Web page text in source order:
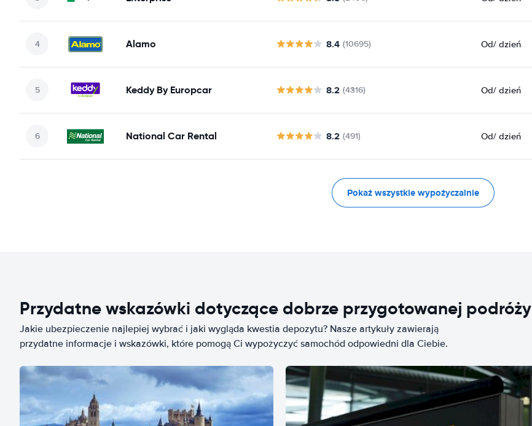
Alamo 8.4 (10695) Od/ dzień
Keddy By Europcar 8.2 (4316) Od/ dzień
National Car Rental 8.2 (491) Od/ dzień
Pokaż wszystkie wypożyczalnie
Przydatne wskazówki dotyczące dobrze przygotowanej podróży
Jakie ubezpieczenie najlepiej wybrać i jaki wygląda kwestia depozytu? Nasze artykuły zawierają
przydatne informacje i wskazówki, które pomogą Ci wypożyczyć samochód odpowiedni dla Ciebie.